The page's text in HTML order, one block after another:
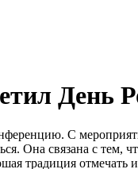
День
С
Она связана с тем,
традиция